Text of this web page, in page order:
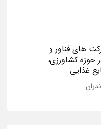
های فناور و
حوزه کشاورزی،
غذایی